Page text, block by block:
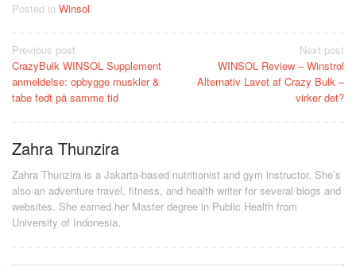
Posted in Winsol
Post
navigation
Previous post
CrazyBulk WINSOL Supplement
anmeldelse: opbygge muskler &
tabe fedt på samme tid
Next post
WINSOL Review – Winstrol
Alternativ Lavet af Crazy Bulk –
virker det?
Zahra Thunzira
Zahra Thunzira is a Jakarta-based nutritionist and gym instructor. She’s
also an adventure travel, fitness, and health writer for several blogs and
websites. She earned her Master degree in Public Health from
University of Indonesia.